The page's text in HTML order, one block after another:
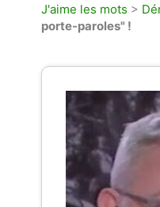
J'aime les mots >
porte-paroles" !